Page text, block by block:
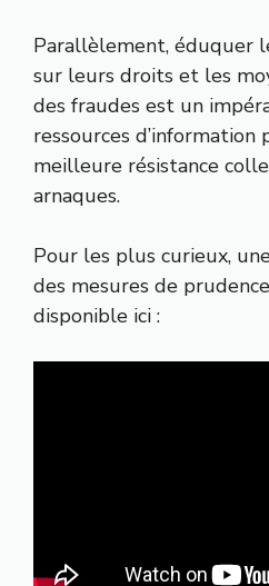
Parallèlement, éduquer
sur leurs droits et les
des fraudes est un
ressources
meilleure résistance
arnaques.
Pour les plus curieux,
des mesures de
disponible ici :